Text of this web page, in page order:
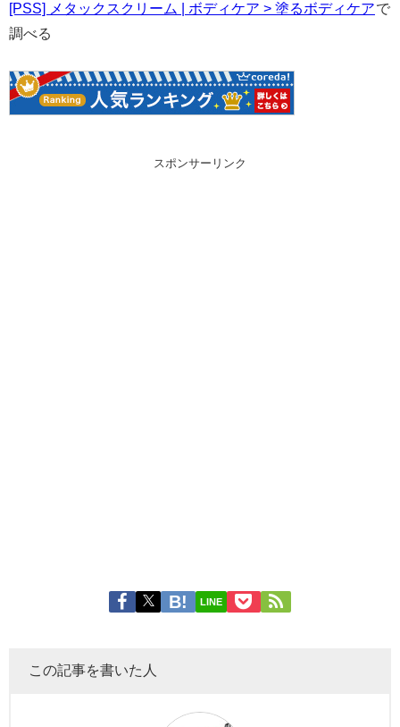
[PSS] メタックスクリーム | ボディケア > 塗るボディケアで
調べる
スポンサーリンク
LINE
この記事を書いた人